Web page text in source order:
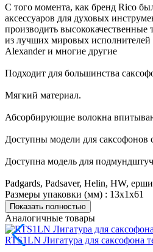
С того момента, как бренд Rico
аксессуаров для духовых
производить
из лучших мировых исполнителей
Alexander и многие другие
Подходит для большинства
Мягкий материал.
Абсорбирующие волокна
Доступны модели для саксофонов
Доступна модель для
Padgards, Padsaver, Helin, HW,
Размеры упаковки (мм) : 13х1х61
Показать полностью
Аналогичные товары
RTS1LN Лигатура для саксофона